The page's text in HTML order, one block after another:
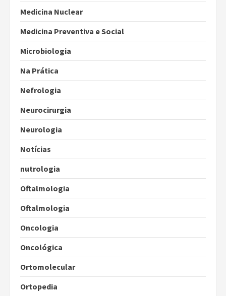
Medicina Nuclear
Medicina Preventiva e Social
Microbiologia
Na Prática
Nefrologia
Neurocirurgia
Neurologia
Notícias
nutrologia
Oftalmologia
Oftalmologia
Oncologia
Oncológica
Ortomolecular
Ortopedia